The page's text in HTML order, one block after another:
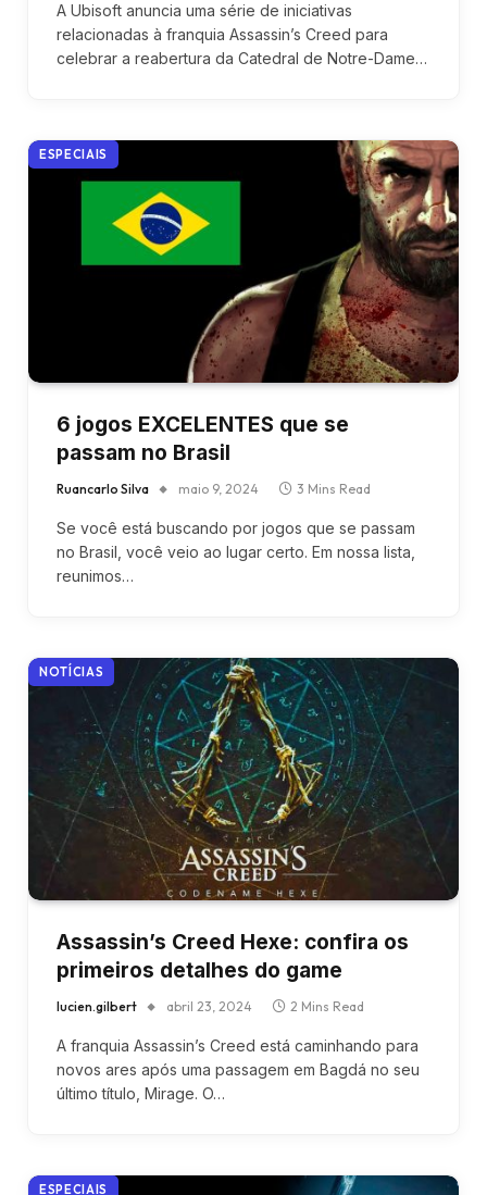
A Ubisoft anuncia uma série de iniciativas
relacionadas à franquia Assassin’s Creed para
celebrar a reabertura da Catedral de Notre-Dame…
ESPECIAIS
6 jogos EXCELENTES que se
passam no Brasil
Ruancarlo Silva maio 9, 2024 3 Mins Read
Se você está buscando por jogos que se passam
no Brasil, você veio ao lugar certo. Em nossa lista,
reunimos…
NOTÍCIAS
Assassin’s Creed Hexe: confira os
primeiros detalhes do game
lucien.gilbert abril 23, 2024 2 Mins Read
A franquia Assassin’s Creed está caminhando para
novos ares após uma passagem em Bagdá no seu
último título, Mirage. O…
ESPECIAIS